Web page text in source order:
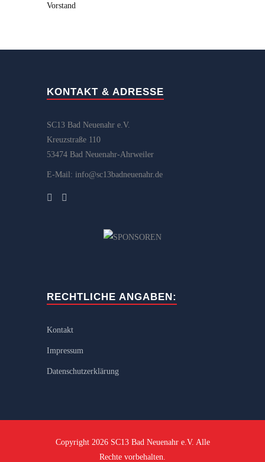
Vorstand
KONTAKT & ADRESSE
SC13 Bad Neuenahr e.V.
Kreuzstraße 110
53474 Bad Neuenahr-Ahrweiler
E-Mail: info@sc13badneuenahr.de
RECHTLICHE ANGABEN:
Kontakt
Impressum
Datenschutzerklärung
Copyright 2026 SC13 Bad Neuenahr e.V. Alle
Rechte vorbehalten.